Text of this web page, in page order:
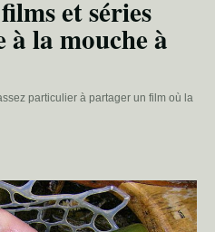
et séries
à la mouche à
particulier à partager un film où la